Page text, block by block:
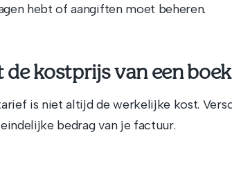
hebt of aangiften moet beheren.
kostprijs van een
is niet altijd de werkelijke kost.
bedrag van je factuur.